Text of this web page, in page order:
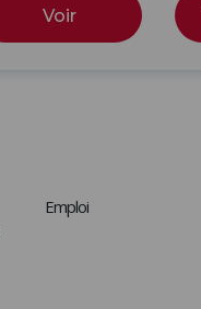
Voir
Emploi